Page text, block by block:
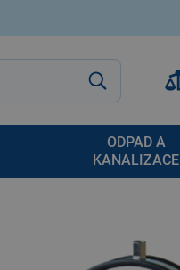
ODPAD A
KANALIZACE